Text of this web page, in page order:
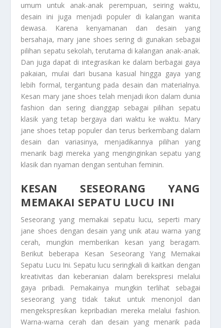
umum untuk anak-anak perempuan, seiring waktu,
desain ini juga menjadi populer di kalangan wanita
dewasa. Karena kenyamanan dan desain yang
bersahaja, mary jane shoes sering di gunakan sebagai
pilihan sepatu sekolah, terutama di kalangan anak-anak.
Dan juga dapat di integrasikan ke dalam berbagai gaya
pakaian, mulai dari busana kasual hingga gaya yang
lebih formal, tergantung pada desain dan materialnya.
Kesan mary jane shoes telah menjadi ikon dalam dunia
fashion dan sering dianggap sebagai pilihan sepatu
klasik yang tetap bergaya dari waktu ke waktu. Mary
jane shoes tetap populer dan terus berkembang dalam
desain dan variasinya, menjadikannya pilihan yang
menarik bagi mereka yang menginginkan sepatu yang
klasik dan nyaman dengan sentuhan feminin.
KESAN SESEORANG YANG
MEMAKAI SEPATU LUCU INI
Seseorang yang memakai sepatu lucu, seperti mary
jane shoes dengan desain yang unik atau warna yang
cerah, mungkin memberikan kesan yang beragam.
Berikut beberapa Kesan Seseorang Yang Memakai
Sepatu Lucu Ini. Sepatu lucu seringkali di kaitkan dengan
kreativitas dan keberanian dalam berekspresi melalui
gaya pribadi. Pemakainya mungkin terlihat sebagai
seseorang yang tidak takut untuk menonjol dan
mengekspresikan kepribadian mereka melalui fashion.
Warna-warna cerah dan desain yang menarik pada